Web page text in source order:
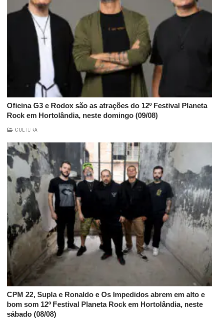
Oficina G3 e Rodox são as atrações do 12º Festival Planeta
Rock em Hortolândia, neste domingo (09/08)
CULTURA
CPM 22, Supla e Ronaldo e Os Impedidos abrem em alto e
bom som 12º Festival Planeta Rock em Hortolândia, neste
sábado (08/08)